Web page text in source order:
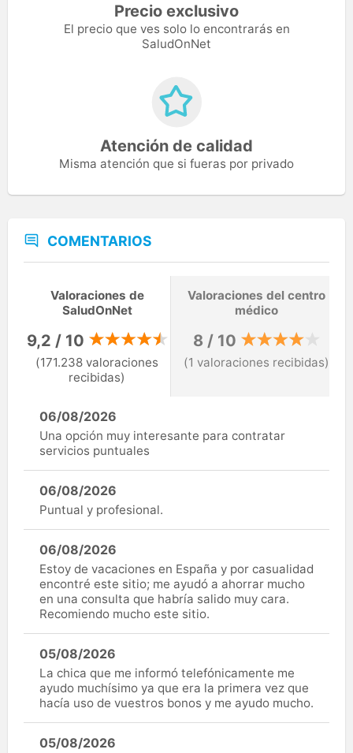
Precio exclusivo
El precio que ves solo lo encontrarás en
SaludOnNet
Atención de calidad
Misma atención que si fueras por privado
COMENTARIOS
Valoraciones de
SaludOnNet
9,2 / 10
(171.238 valoraciones
recibidas)
Valoraciones del centro
médico
8 / 10
(1 valoraciones recibidas)
06/08/2026
Una opción muy interesante para contratar
servicios puntuales
06/08/2026
Puntual y profesional.
06/08/2026
Estoy de vacaciones en España y por casualidad
encontré este sitio; me ayudó a ahorrar mucho
en una consulta que habría salido muy cara.
Recomiendo mucho este sitio.
05/08/2026
La chica que me informó telefónicamente me
ayudo muchísimo ya que era la primera vez que
hacía uso de vuestros bonos y me ayudo mucho.
05/08/2026